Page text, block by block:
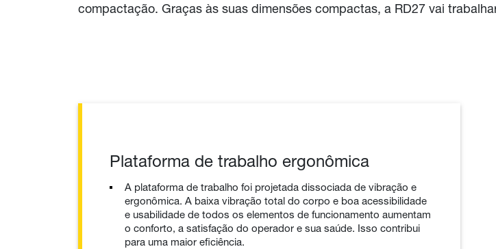
compactação. Graças às suas dimensões compactas, a RD27 vai
Plataforma de trabalho ergonômica
A plataforma de trabalho foi projetada dissociada de vibração e
ergonômica. A baixa vibração total do corpo e boa acessibilidade
e usabilidade de todos os elementos de funcionamento aumentam
o conforto, a satisfação do operador e sua saúde. Isso contribui
para uma maior eficiência.